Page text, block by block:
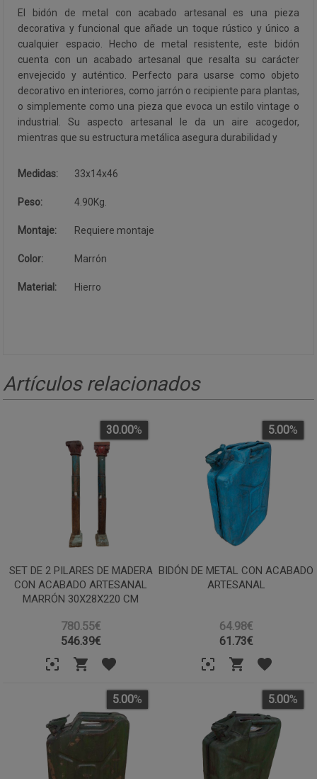
El bidón de metal con acabado artesanal es una pieza
decorativa y funcional que añade un toque rústico y único a
cualquier espacio. Hecho de metal resistente, este bidón
cuenta con un acabado artesanal que resalta su carácter
envejecido y auténtico. Perfecto para usarse como objeto
decorativo en interiores, como jarrón o recipiente para plantas,
o simplemente como una pieza que evoca un estilo vintage o
industrial. Su aspecto artesanal le da un aire acogedor,
mientras que su estructura metálica asegura durabilidad y
Medidas: 33x14x46
Peso: 4.90Kg.
Montaje: Requiere montaje
Color: Marrón
Material: Hierro
Artículos relacionados
SET DE 2 PILARES DE MADERA
CON ACABADO ARTESANAL
MARRÓN 30X28X220 CM
780.55€
30.00%
546.39€
BIDÓN DE METAL CON ACABADO
ARTESANAL
64.98€
5.00%
61.73€
5.00% 5.00%